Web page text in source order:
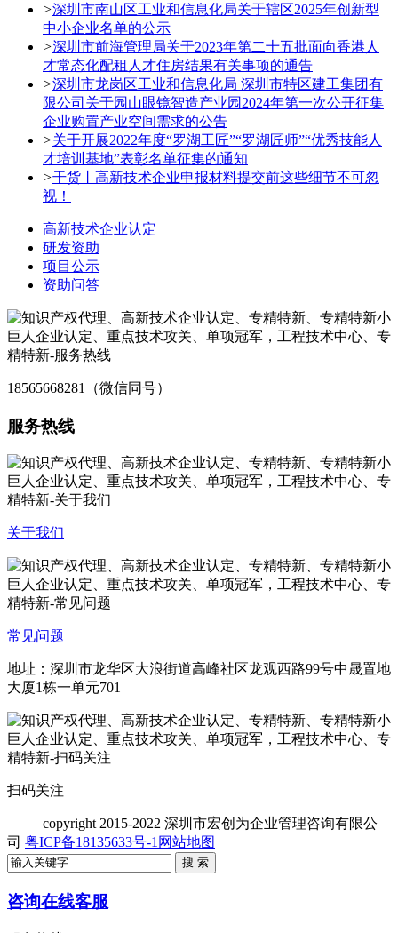
>深圳市南山区工业和信息化局关于辖区2025年创新型
中小企业名单的公示
>深圳市前海管理局关于2023年第二十五批面向香港人
才常态化配租人才住房结果有关事项的通告
>深圳市龙岗区工业和信息化局 深圳市特区建工集团有
限公司关于园山眼镜智造产业园2024年第一次公开征集
企业购置产业空间需求的公告
>关于开展2022年度“罗湖工匠”“罗湖匠师”“优秀技能人
才培训基地”表彰名单征集的通知
>干货丨高新技术企业申报材料提交前这些细节不可忽
视！
高新技术企业认定
研发资助
项目公示
资助问答
18565668281（微信同号）
服务热线
关于我们
常见问题
地址：深圳市龙华区大浪街道高峰社区龙观西路99号中晟置地
大厦1栋一单元701
扫码关注
copyright 2015-2022 深圳市宏创为企业管理咨询有限公
司 粤ICP备18135633号-1 网站地图
咨询在线客服